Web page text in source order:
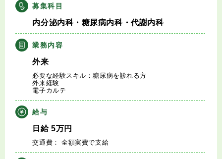
医師の求人・転職Q&A
知りたい・聞きたい
転職成功事例
医師の転職マニュアル
データで見る医師の平均年収
医師に役立つ取材記事
募集科目
内分泌内科・糖尿病内科・代謝内科
業務内容
外来
必要な経験スキル：糖尿病を診れる方
外来経験
電子カルテ
給与
日給5万円
交通費： 全額実費で支給